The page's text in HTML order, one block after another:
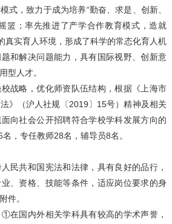
式，致力于成为培养“勤奋、求是、创新、
篮；率先推进了产学合作教育模式，造就
真实育人环境，形成了科学的常态化育人机
和解决问题能力，具有国际视野、创新意
型人才。
略，优化师资队伍结构，根据《上海市
》（沪人社规〔2019〕15号）精神及相关
向社会公开招聘符合学校学科发展方向的
，专任教师28名，辅导员8名。
共和国宪法和法律，具有良好的品行，
、资格、技能等条件，适应岗位要求的身
件。
国内外相关学科具有较高的学术声誉，